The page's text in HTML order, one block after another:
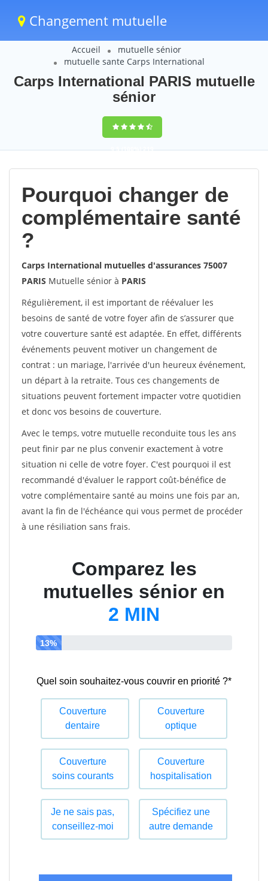
Changement mutuelle
Accueil
mutuelle sénior
mutuelle sante Carps International
Carps International PARIS mutuelle
sénior
9,5(100%)219
votes
Pourquoi changer de
complémentaire santé
?
Carps International mutuelles d'assurances 75007
PARIS Mutuelle sénior à PARIS
Régulièrement, il est important de réévaluer les
besoins de santé de votre foyer afin de s’assurer que
votre couverture santé est adaptée. En effet, différents
événements peuvent motiver un changement de
contrat : un mariage, l'arrivée d'un heureux événement,
un départ à la retraite. Tous ces changements de
situations peuvent fortement impacter votre quotidien
et donc vos besoins de couverture.
Avec le temps, votre mutuelle reconduite tous les ans
peut finir par ne plus convenir exactement à votre
situation ni celle de votre foyer. C'est pourquoi il est
recommandé d'évaluer le rapport coût-bénéfice de
votre complémentaire santé au moins une fois par an,
avant la fin de l'échéance qui vous permet de procéder
à une résiliation sans frais.